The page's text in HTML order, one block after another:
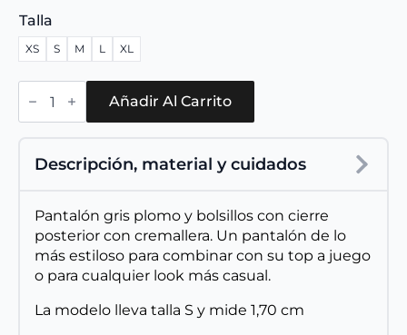
Talla
XS S M L XL
Pantalón
Mika
Añadir Al Carrito
Descripción, material y cuidados
Pantalón gris plomo y bolsillos con cierre
posterior con cremallera. Un pantalón de lo
más estiloso para combinar con su top a juego
o para cualquier look más casual.
La modelo lleva talla S y mide 1,70 cm